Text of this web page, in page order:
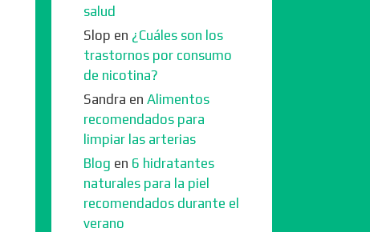
salud
Slop en ¿Cuáles son los
trastornos por consumo
de nicotina?
Sandra en Alimentos
recomendados para
limpiar las arterias
Blog en 6 hidratantes
naturales para la piel
recomendados durante el
verano